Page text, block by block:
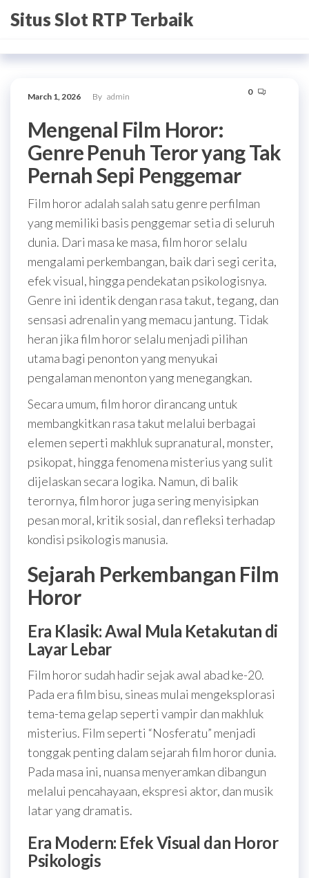
toSitus Slot RTP Terbaik
March 1, 2026 By admin 0
Mengenal Film Horor:
Genre Penuh Teror yang Tak
Pernah Sepi Penggemar
Film horor adalah salah satu genre perfilman
yang memiliki basis penggemar setia di seluruh
dunia. Dari masa ke masa, film horor selalu
mengalami perkembangan, baik dari segi cerita,
efek visual, hingga pendekatan psikologisnya.
Genre ini identik dengan rasa takut, tegang, dan
sensasi adrenalin yang memacu jantung. Tidak
heran jika film horor selalu menjadi pilihan
utama bagi penonton yang menyukai
pengalaman menonton yang menegangkan.
Secara umum, film horor dirancang untuk
membangkitkan rasa takut melalui berbagai
elemen seperti makhluk supranatural, monster,
psikopat, hingga fenomena misterius yang sulit
dijelaskan secara logika. Namun, di balik
terornya, film horor juga sering menyisipkan
pesan moral, kritik sosial, dan refleksi terhadap
kondisi psikologis manusia.
Sejarah Perkembangan Film
Horor
Era Klasik: Awal Mula Ketakutan di
Layar Lebar
Film horor sudah hadir sejak awal abad ke-20.
Pada era film bisu, sineas mulai mengeksplorasi
tema-tema gelap seperti vampir dan makhluk
misterius. Film seperti “Nosferatu” menjadi
tonggak penting dalam sejarah film horor dunia.
Pada masa ini, nuansa menyeramkan dibangun
melalui pencahayaan, ekspresi aktor, dan musik
latar yang dramatis.
Era Modern: Efek Visual dan Horor
Psikologis